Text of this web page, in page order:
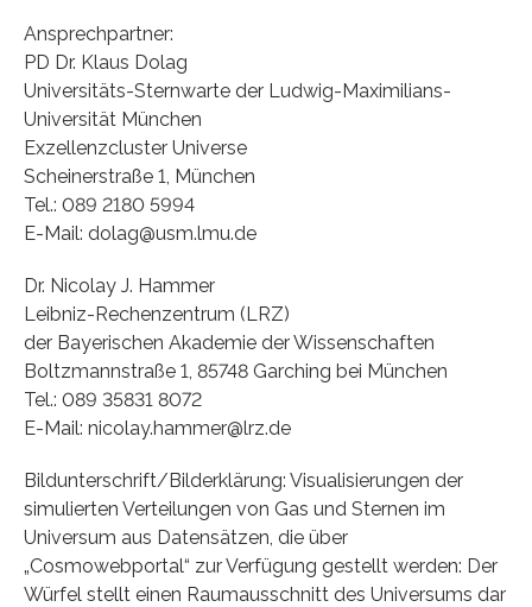
Ansprechpartner:
PD Dr. Klaus Dolag
Universitäts-Sternwarte der Ludwig-Maximilians-
Universität München
Exzellenzcluster Universe
Scheinerstraße 1, München
Tel.: 089 2180 5994
E-Mail: dolag@usm.lmu.de
Dr. Nicolay J. Hammer
Leibniz-Rechenzentrum (LRZ)
der Bayerischen Akademie der Wissenschaften
Boltzmannstraße 1, 85748 Garching bei München
Tel.: 089 35831 8072
E-Mail: nicolay.hammer@lrz.de
Bildunterschrift/Bilderklärung: Visualisierungen der
simulierten Verteilungen von Gas und Sternen im
Universum aus Datensätzen, die über
„Cosmowebportal“ zur Verfügung gestellt werden: Der
Würfel stellt einen Raumausschnitt des Universums dar